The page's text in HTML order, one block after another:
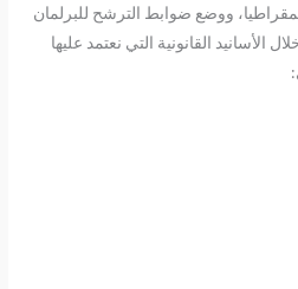
ووضع ضوابط الترشح للبرلمان
القانونية التي نعتمد عليها